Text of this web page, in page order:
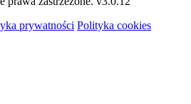
prywatności Polityka cookies